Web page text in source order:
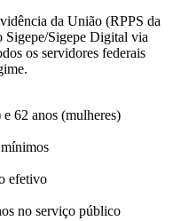
da União (RPPS da
Sigepe/Sigepe Digital via
os servidores federais
62 anos (mulheres)
efetivo
no serviço público